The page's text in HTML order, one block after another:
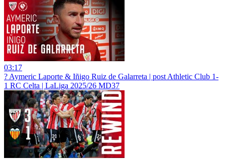
03:17
?️ Aymeric Laporte & Iñigo Ruiz de Galarreta | post Athletic Club 1-
1 RC Celta | LaLiga 2025/26 MD37